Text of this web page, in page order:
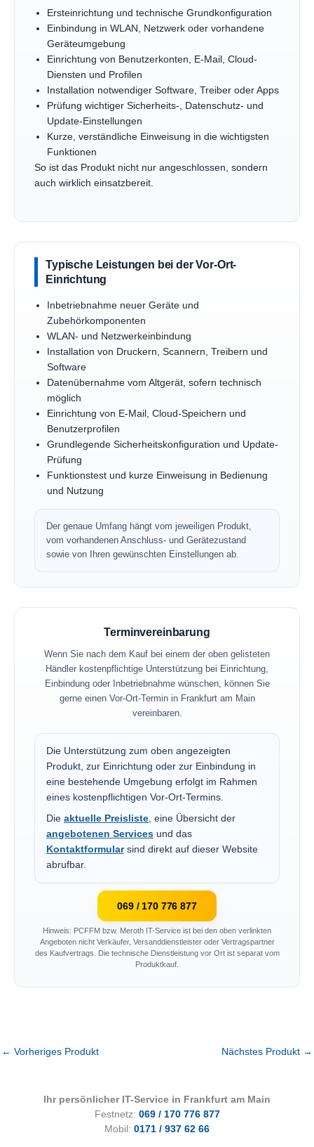
Ersteinrichtung und technische Grundkonfiguration
Einbindung in WLAN, Netzwerk oder vorhandene
Geräteumgebung
Einrichtung von Benutzerkonten, E-Mail, Cloud-
Diensten und Profilen
Installation notwendiger Software, Treiber oder Apps
Prüfung wichtiger Sicherheits-, Datenschutz- und
Update-Einstellungen
Kurze, verständliche Einweisung in die wichtigsten
Funktionen
So ist das Produkt nicht nur angeschlossen, sondern
auch wirklich einsatzbereit.
Typische Leistungen bei der Vor-Ort-
Einrichtung
Inbetriebnahme neuer Geräte und
Zubehörkomponenten
WLAN- und Netzwerkeinbindung
Installation von Druckern, Scannern, Treibern und
Software
Datenübernahme vom Altgerät, sofern technisch
möglich
Einrichtung von E-Mail, Cloud-Speichern und
Benutzerprofilen
Grundlegende Sicherheitskonfiguration und Update-
Prüfung
Funktionstest und kurze Einweisung in Bedienung
und Nutzung
Der genaue Umfang hängt vom jeweiligen Produkt,
vom vorhandenen Anschluss- und Gerätezustand
sowie von Ihren gewünschten Einstellungen ab.
Terminvereinbarung
Wenn Sie nach dem Kauf bei einem der oben gelisteten
Händler kostenpflichtige Unterstützung bei Einrichtung,
Einbindung oder Inbetriebnahme wünschen, können Sie
gerne einen Vor-Ort-Termin in Frankfurt am Main
vereinbaren.
Die Unterstützung zum oben angezeigten
Produkt, zur Einrichtung oder zur Einbindung in
eine bestehende Umgebung erfolgt im Rahmen
eines kostenpflichtigen Vor-Ort-Termins.
Die aktuelle Preisliste , eine Übersicht der
angebotenen Services und das
Kontaktformularsind direkt auf dieser Website
abrufbar.
069 / 170 776 877
Hinweis: PCFFM bzw. Meroth IT-Service ist bei den oben verlinkten
Angeboten nicht Verkäufer, Versanddienstleister oder Vertragspartner
des Kaufvertrags. Die technische Dienstleistung vor Ort ist separat vom
Produktkauf.
← Vorheriges Produkt Nächstes Produkt →
Ihr persönlicher IT-Service in Frankfurt am Main
Festnetz: 069 / 170 776 877
Mobil: 0171 / 937 62 66